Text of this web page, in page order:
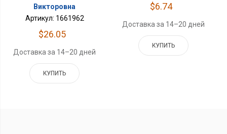
Викторовна
Артикул: 1661962
$26.05
Доставка за 14–20 дней
КУПИТЬ
$6.74
Доставка за 14–20 дней
КУПИТЬ